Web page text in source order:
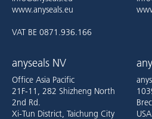
www.anyseals.eu
VAT BE 0871.936.166
anyseals NV
Office Asia Pacific
21F-11, 282 Shizheng North
2nd Rd.
Xi-Tun District, Taichung City
USA